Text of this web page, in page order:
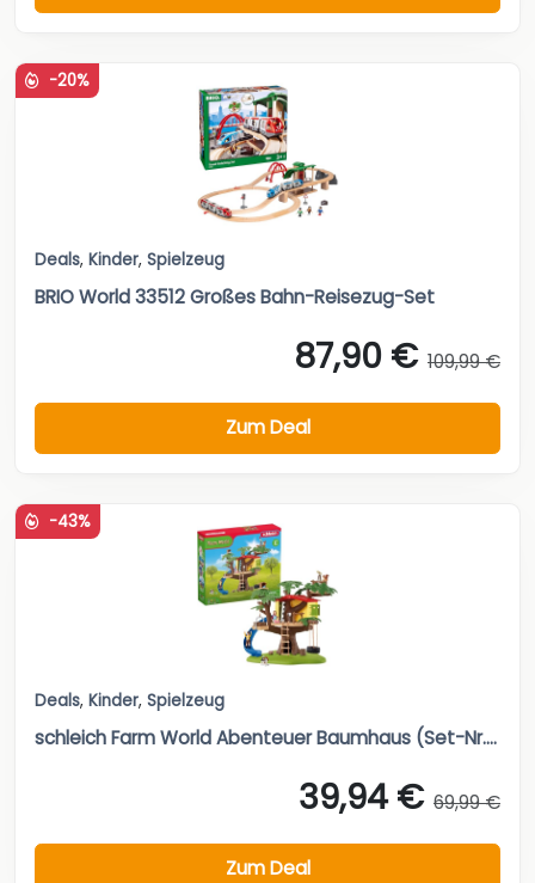
-20%
Deals, Kinder, Spielzeug
BRIO World 33512 Großes Bahn-Reisezug-Set
87,90 € 109,99 €
Zum Deal
-43%
Deals, Kinder, Spielzeug
schleich Farm World Abenteuer Baumhaus (Set-Nr....
39,94 € 69,99 €
Zum Deal